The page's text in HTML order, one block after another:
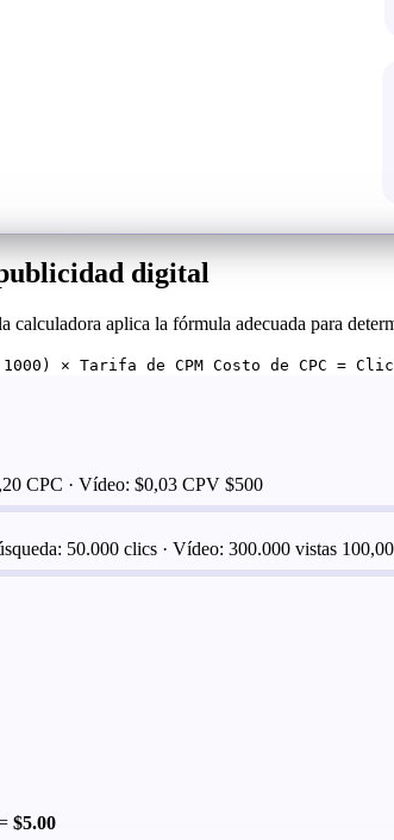
digital
calculadora aplica la fórmula adecuada para
1000) × Tarifa de CPM Costo de CPC =
CPC · Vídeo: $0,03 CPV $500
50.000 clics · Vídeo: 300.000 vistas
$5.00